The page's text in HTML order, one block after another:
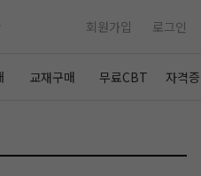
회원가입 로그인
교재구매 무료CBT 자격